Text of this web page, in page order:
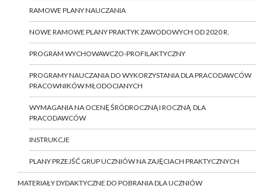
RAMOWE PLANY NAUCZANIA
NOWE RAMOWE PLANY PRAKTYK ZAWODOWYCH OD 2020 R.
PROGRAM WYCHOWAWCZO-PROFILAKTYCZNY
PROGRAMY NAUCZANIA DO WYKORZYSTANIA DLA PRACODAWCÓW
PRACOWNIKÓW MŁODOCIANYCH
WYMAGANIA NA OCENĘ ŚRÓDROCZNĄ I ROCZNĄ DLA
PRACODAWCÓW
INSTRUKCJE
PLANY PRZEJŚĆ GRUP UCZNIÓW NA ZAJĘCIACH PRAKTYCZNYCH
MATERIAŁY DYDAKTYCZNE DO POBRANIA DLA UCZNIÓW